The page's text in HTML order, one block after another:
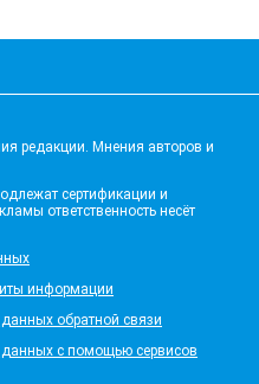
редакции. Мнения авторов и
сертификации и
ответственность несёт
информации
обратной связи
данных с помощью сервисов